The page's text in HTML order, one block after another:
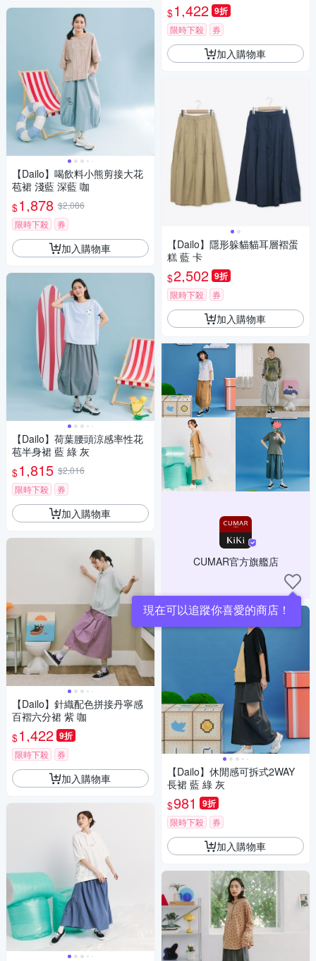
【Dailo】喝飲料小熊剪接大花
苞裙 淺藍 深藍 咖
$1,878 $2,086
限時下殺
券
加入購物車
【Dailo】荷葉腰頭涼感率性花
苞半身裙 藍 綠 灰
$1,815 $2,016
限時下殺
券
加入購物車
【Dailo】針織配色拼接丹寧感
百褶六分裙 紫 咖
$1,422 9折
限時下殺 券
加入購物車
$1,422 9折
限時下殺 券
加入購物車
【Dailo】隱形躲貓貓耳層褶蛋
糕 藍 卡
$2,502 9折
限時下殺 券
加入購物車
CUMAR官方旗艦店
現在可以追蹤你喜愛的商店！
【Dailo】休閒感可拆式2WAY
長裙 藍 綠 灰
$981 9折
限時下殺 券
加入購物車